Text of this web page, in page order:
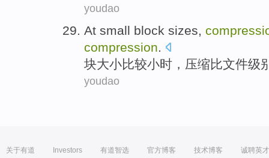
youdao
At small block sizes,
compression.
块大小比较小时， 压缩比文件级
youdao
关于有道 Investors 有道智选 官方博客 技术博客 诚聘英才